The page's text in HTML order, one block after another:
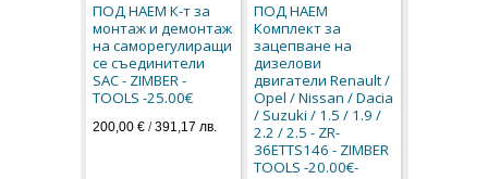
ПОД НАЕМ К-т за
монтаж и демонтаж
на саморегулиращи
се съединители
SAC - ZIMBER -
TOOLS -25.00€
200,00 € /391,17 лв.
ПОД НАЕМ
Комплект за
зацепване на
дизелови
двигатели Renault /
Opel / Nissan / Dacia
/ Suzuki / 1.5 / 1.9 /
2.2 / 2.5 - ZR-
36ETTS146 - ZIMBER
TOOLS -20.00€-